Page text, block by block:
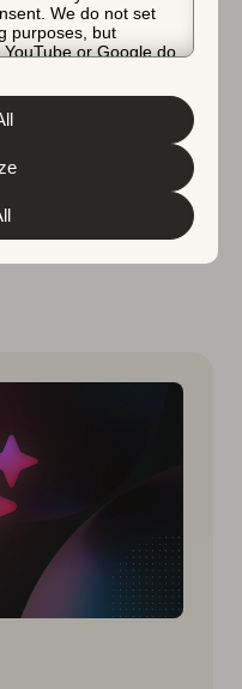
We do not set
purposes, but
or Google do.
data and the
read our
your cookie settings
button.
搜索的相关
及这对 ASO 意味着